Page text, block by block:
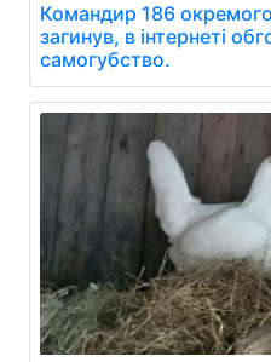
Командир 186
загинув, в інтернеті
самогубство.